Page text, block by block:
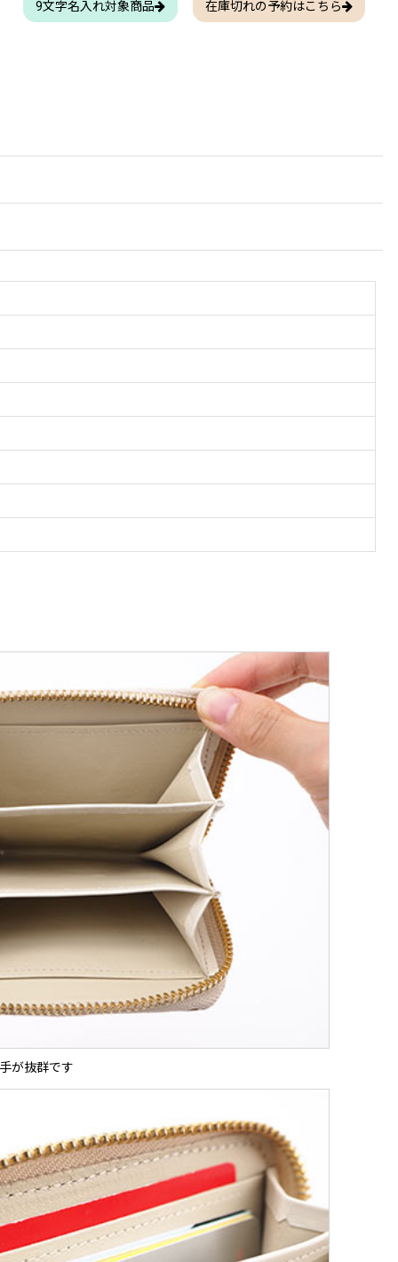
9文字名入れ対象商品 在庫切れの予約はこちら
が抜群です